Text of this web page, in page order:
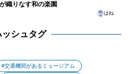
が織りなす和の楽園
はね
ッシュタグ
交通機関があるミュージアム